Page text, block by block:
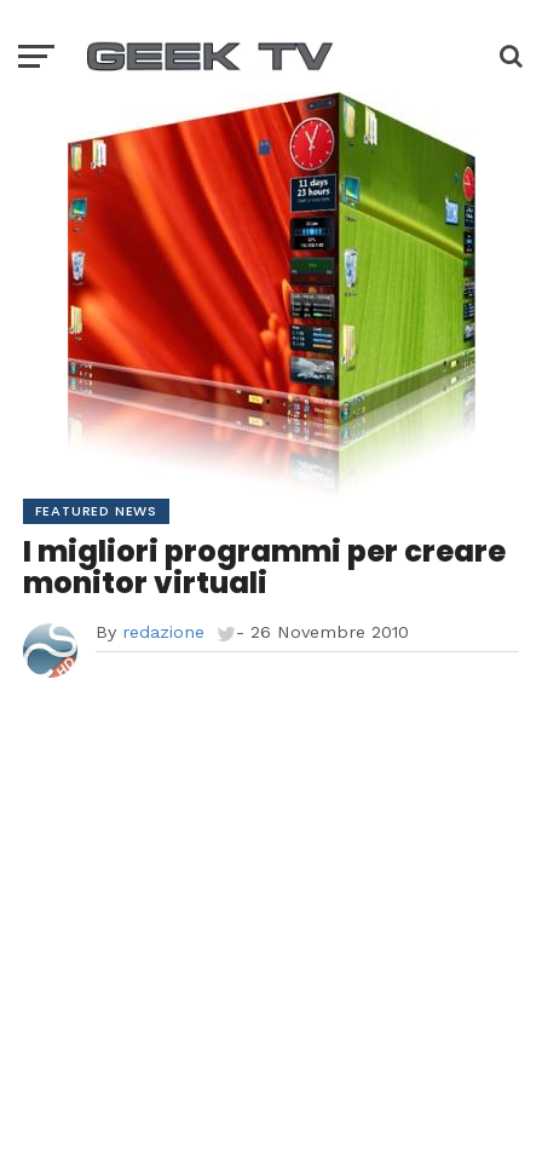
FEATURED NEWS
I migliori programmi per creare
monitor virtuali
By redazione - 26 Novembre 2010